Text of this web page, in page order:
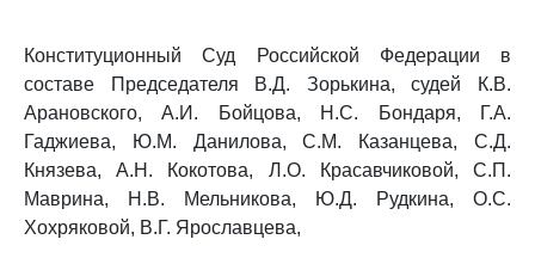
Конституционный Суд Российской Федерации в
составе Председателя В.Д. Зорькина, судей К.В.
Арановского, А.И. Бойцова, Н.С. Бондаря, Г.А.
Гаджиева, Ю.М. Данилова, С.М. Казанцева, С.Д.
Князева, А.Н. Кокотова, Л.О. Красавчиковой, С.П.
Маврина, Н.В. Мельникова, Ю.Д. Рудкина, О.С.
Хохряковой, В.Г. Ярославцева,